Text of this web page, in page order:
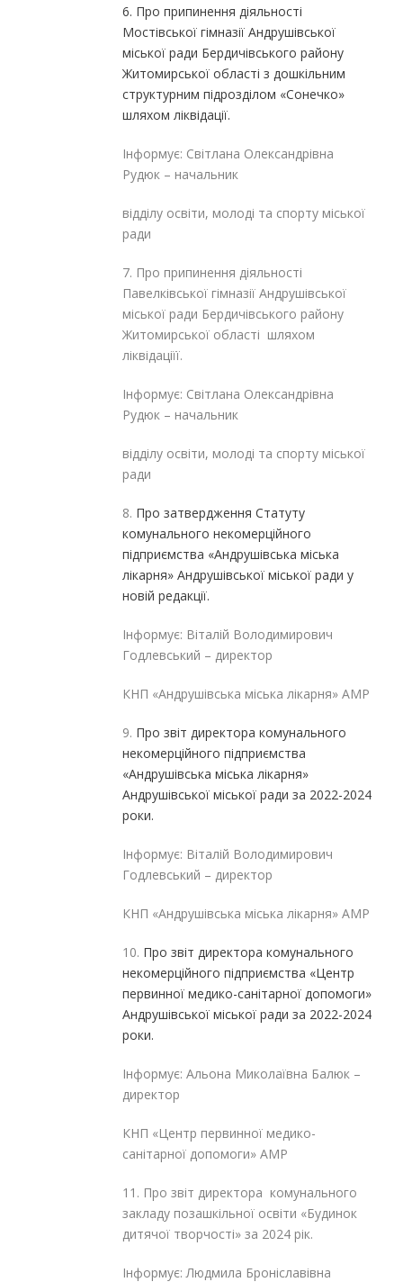
6. Про припинення діяльності
Мостівської гімназії Андрушівської
міської ради Бердичівського району
Житомирської області з дошкільним
структурним підрозділом «Сонечко»
шляхом ліквідації.
Інформує: Світлана Олександрівна
Рудюк – начальник
відділу освіти, молоді та спорту міської
ради
7. Про припинення діяльності
Павелківської гімназії Андрушівської
міської ради Бердичівського району
Житомирської області шляхом
ліквідаціїї.
Інформує: Світлана Олександрівна
Рудюк – начальник
відділу освіти, молоді та спорту міської
ради
8. Про затвердження Статуту
комунального некомерційного
підприємства «Андрушівська міська
лікарня» Андрушівської міської ради у
новій редакції.
Інформує: Віталій Володимирович
Годлевський – директор
КНП «Андрушівська міська лікарня» АМР
9. Про звіт директора комунального
некомерційного підприємства
«Андрушівська міська лікарня»
Андрушівської міської ради за 2022-2024
роки.
Інформує: Віталій Володимирович
Годлевський – директор
КНП «Андрушівська міська лікарня» АМР
10. Про звіт директора комунального
некомерційного підприємства «Центр
первинної медико-санітарної допомоги»
Андрушівської міської ради за 2022-2024
роки.
Інформує: Альона Миколаївна Балюк –
директор
КНП «Центр первинної медико-
санітарної допомоги» АМР
11. Про звіт директора комунального
закладу позашкільної освіти «Будинок
дитячої творчості» за 2024 рік.
Інформує: Людмила Броніславівна